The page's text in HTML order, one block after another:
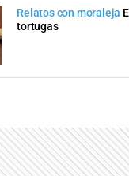
Relatos con moraleja
tortugas